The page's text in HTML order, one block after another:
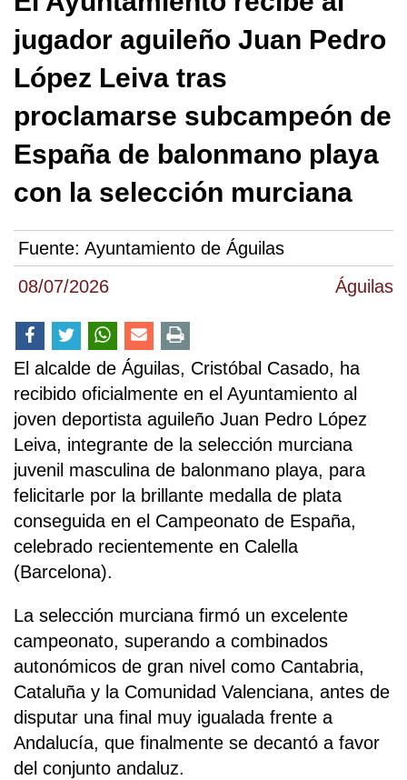
08/07/2026 Águilas
jugador aguileño Juan Pedro
López Leiva tras
proclamarse subcampeón de
España de balonmano playa
con la selección murciana
Fuente: Ayuntamiento de Águilas
El alcalde de Águilas, Cristóbal Casado, ha
recibido oficialmente en el Ayuntamiento al
joven deportista aguileño Juan Pedro López
Leiva, integrante de la selección murciana
juvenil masculina de balonmano playa, para
felicitarle por la brillante medalla de plata
conseguida en el Campeonato de España,
celebrado recientemente en Calella
(Barcelona).
La selección murciana firmó un excelente
campeonato, superando a combinados
autonómicos de gran nivel como Cantabria,
Cataluña y la Comunidad Valenciana, antes de
disputar una final muy igualada frente a
Andalucía, que finalmente se decantó a favor
del conjunto andaluz.